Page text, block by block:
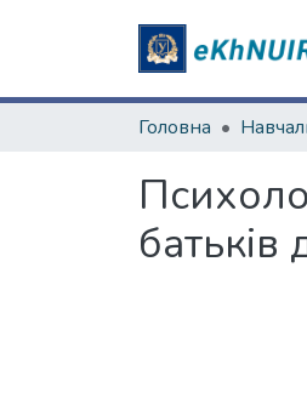
Головна
батьків